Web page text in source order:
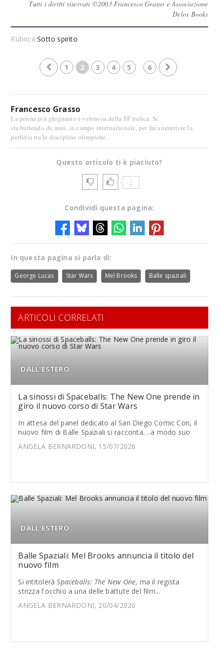
Tutti i diritti riservati ©2003 Francesco Grasso e Associazione
Delos Books
RubricaSotto spirito
1 2 3 4 5 6
Francesco Grasso
La penna più ghignante e velenosa della SF italica. Si
sta battendo da anni, in campo internazionale, per far ammettere la
perfidia tra le discipline olimpiche.
Questo articolo ti è piaciuto?
2
Condividi questa pagina:
In questa pagina si parla di:
George Lucas Star Wars Mel Brooks Balle spaziali
ARTICOLI CORRELATI
DALL'ESTERO
La sinossi di Spaceballs: The New One prende in
giro il nuovo corso di Star Wars
In attesa del panel dedicato al San Diego Comic Con, il
nuovo film di Balle Spaziali si racconta… a modo suo
ANGELA BERNARDONI, 15/07/2026
DALL'ESTERO
Balle Spaziali: Mel Brooks annuncia il titolo del
nuovo film
Si intitoleràSpaceballs: The New One, ma il regista
strizza l'occhio a una delle battute del film...
ANGELA BERNARDONI, 20/04/2026